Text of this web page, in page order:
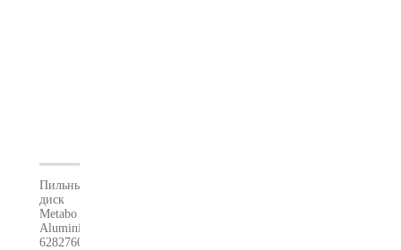
Пильный
диск
Metabo
AluminiumCutProf (165x20 Z48 FZ/TR -5°)
628276000